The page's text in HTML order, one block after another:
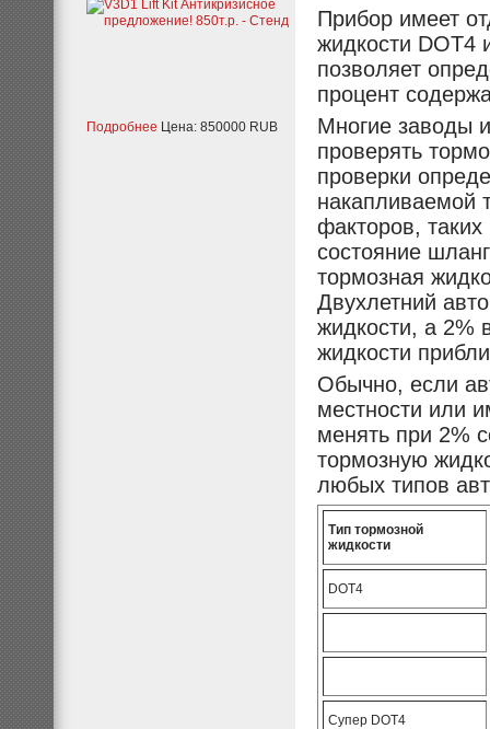
Подробнее Цена: 850000 RUB
Прибор имеет
жидкости
позволяет
процент
Многие заводы
проверять
проверки
накапливаемой
факторов,
состояние
тормозная
Двухлетний
жидкости, а 2%
жидкости
Обычно, если
местности или
менять при 2%
тормозную
любых типов
Тип тормозной
жидкости
DOT4
Супер DOT4